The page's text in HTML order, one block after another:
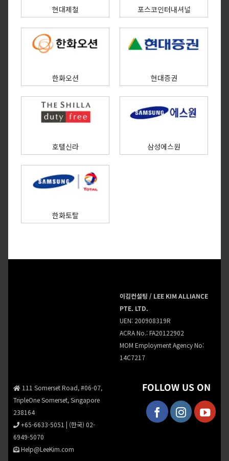
현대제철 포스코인터내셔널
한화오션 현대증권
호텔신라 삼성에스원
한화토탈
이김컨설팅 / LEE KIM ALLIANCE
PTE. LTD.
UEN: 200908319R
ACRA No.: FA20122902
MOM Employment Agency No:
14C7217
111 Somerset Road, #06-07,
TripleOne Somerset, Singapore
238164
+65-6633-5051
(한국) 02-
6949-5070
Help@LeeKim.com
FOLLOW US ON